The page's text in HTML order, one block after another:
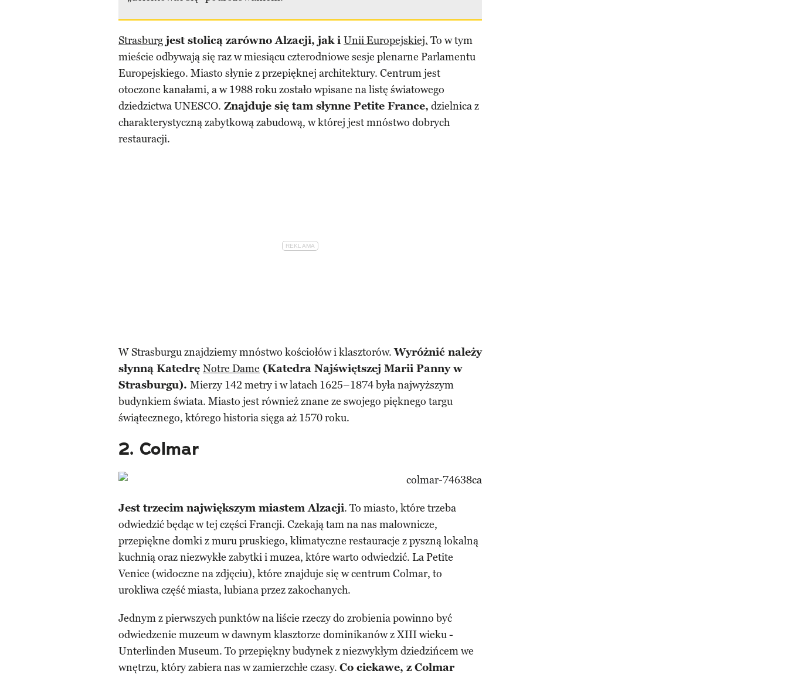
Strasburg jest stolicą zarówno Alzacji, jak i Unii Europejskiej. To w tym
mieście odbywają się raz w miesiącu czterodniowe sesje plenarne Parlamentu
Europejskiego. Miasto słynie z przepięknej architektury. Centrum jest
otoczone kanałami, a w 1988 roku zostało wpisane na listę światowego
dziedzictwa UNESCO. Znajduje się tam słynne Petite France, dzielnica z
charakterystyczną zabytkową zabudową, w której jest mnóstwo dobrych
restauracji.
W Strasburgu znajdziemy mnóstwo kościołów i klasztorów.Wyróżnić należy
słynną Katedrę Notre Dame (Katedra Najświętszej Marii Panny w
Strasburgu). Mierzy 142 metry i w latach 1625–1874 była najwyższym
budynkiem świata. Miasto jest również znane ze swojego pięknego targu
świątecznego, którego historia sięga aż 1570 roku.
2. Colmar
Jest trzecim największym miastem Alzacji. To miasto, które trzeba
odwiedzić będąc w tej części Francji. Czekają tam na nas malownicze,
przepiękne domki z muru pruskiego, klimatyczne restauracje z pyszną lokalną
kuchnią oraz niezwykłe zabytki i muzea, które warto odwiedzić. La Petite
Venice (widoczne na zdjęciu), które znajduje się w centrum Colmar, to
urokliwa część miasta, lubiana przez zakochanych.
Jednym z pierwszych punktów na liście rzeczy do zrobienia powinno być
odwiedzenie muzeum w dawnym klasztorze dominikanów z XIII wieku -
Unterlinden Museum. To przepiękny budynek z niezwykłym dziedzińcem we
wnętrzu, który zabiera nas w zamierzchłe czasy. Co ciekawe, z Colmar